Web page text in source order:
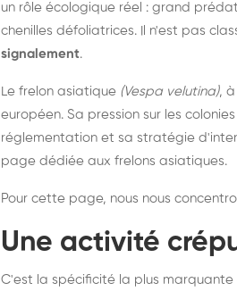
un rôle écologique réel : grand
chenilles défoliatrices. Il n'est pas
signalement.
Le frelon asiatique (Vespa velutina), à
européen. Sa pression sur les
réglementation et sa stratégie
page dédiée aux frelons asiatiques.
Pour cette page, nous nous
Une activité
C'est la spécificité la plus